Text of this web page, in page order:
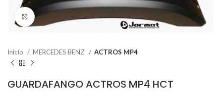
Click to enlarge
Inicio MERCEDES BENZ ACTROS MP4
GUARDAFANGO ACTROS MP4 HCT